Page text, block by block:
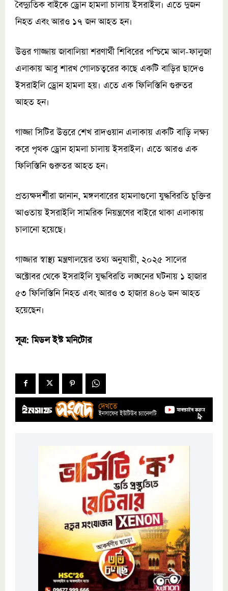
বৈদ্যুতিক বাইকে ড্রোন হামলা চালায় ইসরাইল। এতে দুজন
নিহত এবং আরও ১৭ জন আহত হন।
উত্তর গাজ্জায় জাবালিয়া শরণার্থী শিবিরের পশ্চিমে আল-ফালুজা
এলাকায় আবু শারখ গোলচত্বরের কাছে একটি বাড়ির ছাদেও
ইসরাইলি ড্রোন হামলা হয়। এতে এক ফিলিস্তিনি গুরুতর
আহত হন।
গাজ্জা সিটির উত্তরে শেখ রাদওয়ান এলাকায় একটি বাড়ি লক্ষ্য
করে পৃথক ড্রোন হামলা চালায় ইসরাইল। এতে আরও এক
ফিলিস্তিনি গুরুতর আহত হন।
প্রত্যক্ষদর্শীরা জানান, মঙ্গলবারের হামলাগুলো যুদ্ধবিরতি চুক্তির
আওতায় ইসরাইলি সামরিক নিয়ন্ত্রণের বাইরে থাকা এলাকায়
চালানো হয়েছে।
গাজ্জার স্বাস্থ্য মন্ত্রণালয়ের তথ্য অনুযায়ী, ২০২৫ সালের
অক্টোবর থেকে ইসরাইলি যুদ্ধবিরতি লঙ্ঘনের ঘটনায় ১ হাজার
৫৩ ফিলিস্তিনি নিহত এবং আরও ৩ হাজার ৪০৬ জন আহত
হয়েছেন।
সূত্র: মিডল ইস্ট মনিটোর